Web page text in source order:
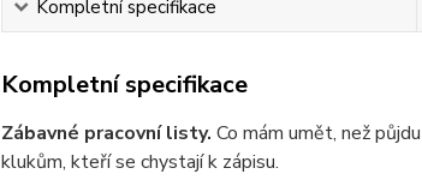
Kompletní specifikace
Kompletní specifikace
Zábavné pracovní listy. Co mám umět, než
klukům, kteří se chystají k zápisu.